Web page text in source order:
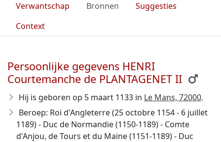
Verwantschap
Bronnen
Suggesties
Context
Persoonlijke gegevens HENRI
Courtemanche de PLANTAGENET II
Hij is geboren op 5 maart 1133 in Le Mans, 72000.
Beroep: Roi d'Angleterre (25 octobre 1154 - 6 juillet
1189) - Duc de Normandie (1150-1189) - Comte
d'Anjou, de Tours et du Maine (1151-1189) - Duc